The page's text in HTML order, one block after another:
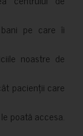
pe care îi
noastre de
pacienții care
poată accesa.